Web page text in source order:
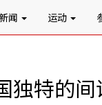
闻 运动
独特的间